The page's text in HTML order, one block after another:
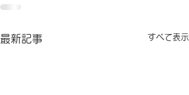
最新記事 すべて表示